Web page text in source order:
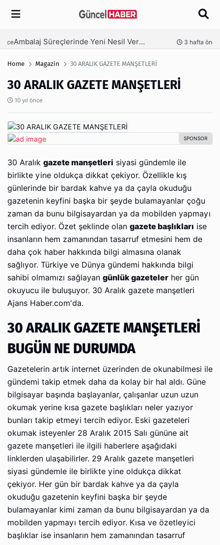
Arama
Ambalaj Süreçlerinde Yeni Nesil Verimliliği Olimpack ile Yakalayın 3 hafta önce
Home Magazin 30 ARALIK GAZETE MANŞETLERİ
30 ARALIK GAZETE MANŞETLERİ
10 yıl önce
30 Aralık gazete manşetleri siyasi gündemle ile
birlikte yine oldukça dikkat çekiyor. Özellikle kış
günlerinde bir bardak kahve ya da çayla okuduğu
gazetenin keyfini başka bir şeyde bulamayanlar çoğu
zaman da bunu bilgisayardan ya da mobilden yapmayı
tercih ediyor. Özet şeklinde olan gazete başlıkları ise
insanların hem zamanından tasarruf etmesini hem de
daha çok haber hakkında bilgi almasına olanak
sağlıyor. Türkiye ve Dünya gündemi hakkında bilgi
sahibi olmamızı sağlayan günlük gazeteler her gün
okuyucu ile buluşuyor. 30 Aralık gazete manşetleri
Ajans Haber.com'da.
30 ARALIK GAZETE MANŞETLERİ
BUGÜN NE DURUMDA
Gazetelerin artık internet üzerinden de okunabilmesi ile
gündemi takip etmek daha da kolay bir hal aldı. Güne
bilgisayar başında başlayanlar, çalışanlar uzun uzun
okumak yerine kısa gazete başlıkları neler yazıyor
bunları takip etmeyi tercih ediyor. Eski gazeteleri
okumak isteyenler 28 Aralık 2015 Salı gününe ait
gazete manşetleri ile ilgili haberlere aşağıdaki
linklerden ulaşabilirler. 29 Aralık gazete manşetleri
siyasi gündemle ile birlikte yine oldukça dikkat
çekiyor. Her gün bir bardak kahve ya da çayla
okuduğu gazetenin keyfini başka bir şeyde
bulamayanlar kimi zaman da bunu bilgisayardan ya da
mobilden yapmayı tercih ediyor. Kısa ve özetleyici
başlıklar ise insanların hem zamanından tasarruf